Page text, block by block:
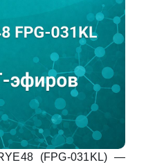
(FPG-031KL) —